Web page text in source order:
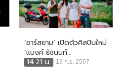
‘อาร์สยาม’ เปิดตัวศิลปินใหม่
‘แบงค์ ธัชนนท์...
14:21 น.
13 ก.ย. 2567